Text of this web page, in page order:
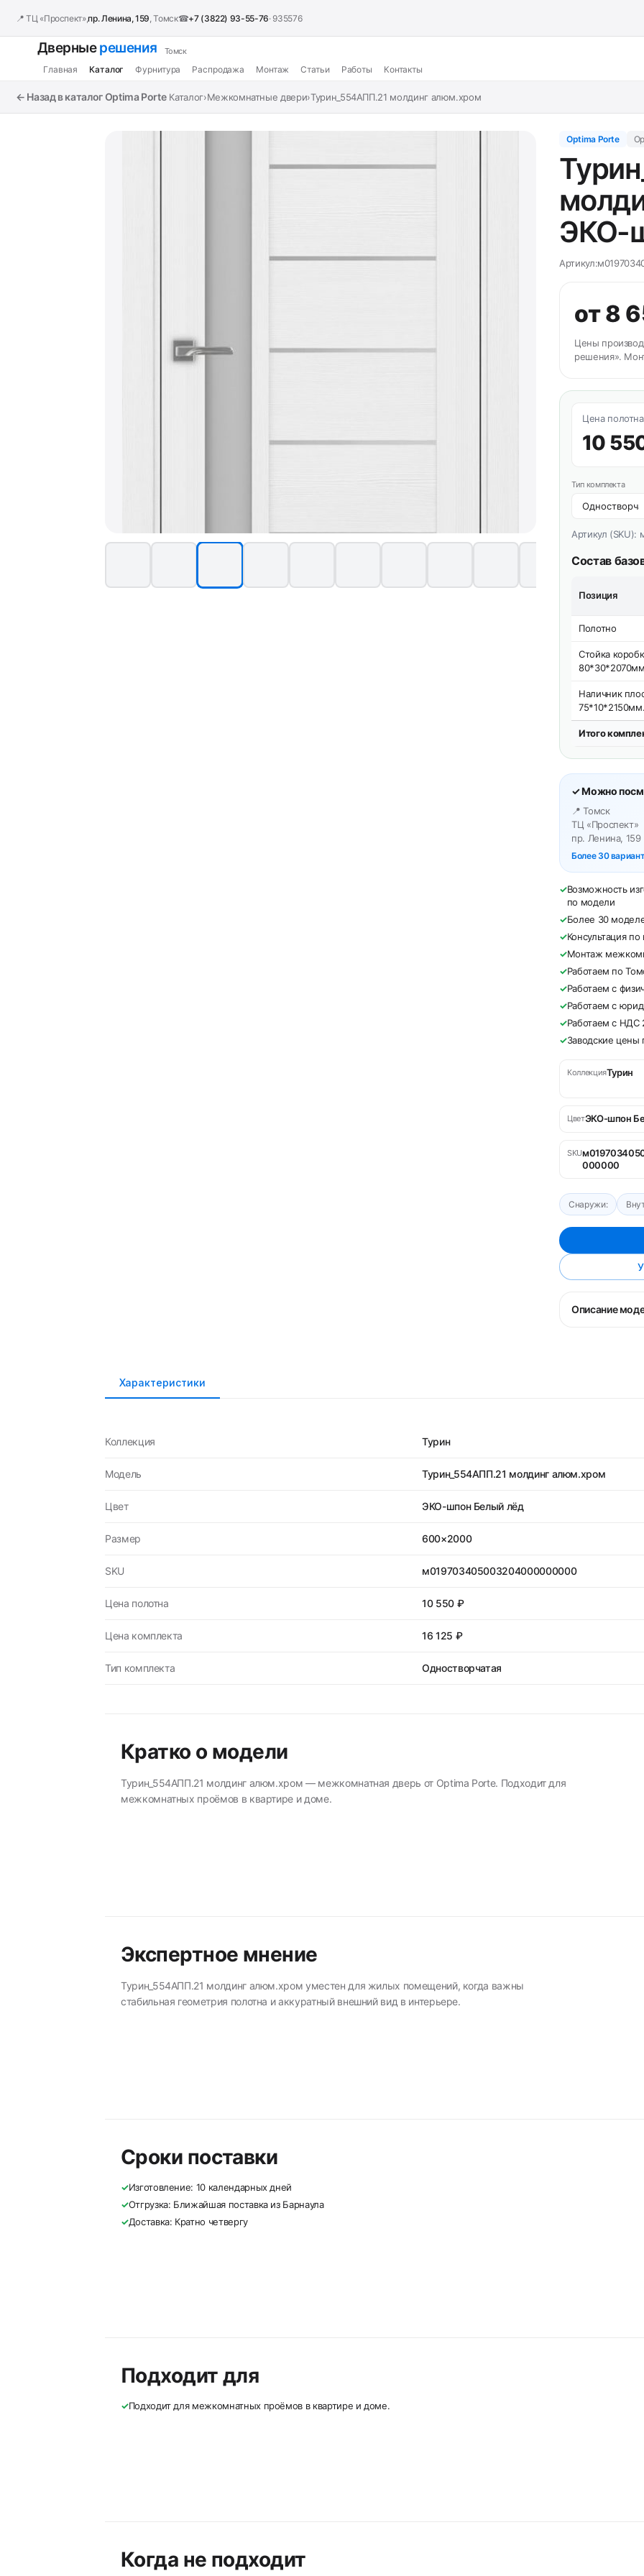
📍 ТЦ «Проспект»,пр. Ленина, 159 , Томск☎+7 (3822) 93-55-76· 935576
Дверныерешения Томск
Главная Каталог Фурнитура Распродажа Монтаж Статьи Работы Контакты
← Назад в каталог Optima Porte Каталог›Межкомнатные двери›Турин_554АПП.21 молдинг алюм.хром
Optima Porte
ЭКО-
Артикул:
от 8
Цены
решения».
Цена полотна
10
Тип комплекта
Артикул (SKU):
Состав
Позиция
Полотно
Стойка
Наличник
Итого
✓ Можно
📍 Томск
ТЦ «Проспект»
пр. Ленина, 159
Более 30
✓Возможность
по модели
✓Более 30
✓Консультация
✓Монтаж
✓Работаем по
✓Работаем с
✓Работаем с
✓Работаем с НДС
✓Заводские цены
КоллекцияТурин
ЦветЭКО-шпон
SKU
000000
Снаружи:
Описание
Характеристики
Коллекция Турин
Модель Турин_554АПП.21 молдинг алюм.хром
Цвет ЭКО-шпон Белый лёд
Размер 600×2000
SKU м019703405003204000000000
Цена полотна 10 550 ₽
Цена комплекта 16 125 ₽
Тип комплекта Одностворчатая
Кратко о модели
Турин_554АПП.21 молдинг алюм.хром — межкомнатная дверь от Optima Porte. Подходит для
межкомнатных проёмов в квартире и доме.
Экспертное мнение
Турин_554АПП.21 молдинг алюм.хром уместен для жилых помещений, когда важны
стабильная геометрия полотна и аккуратный внешний вид в интерьере.
Сроки поставки
✓Изготовление: 10 календарных дней
✓Отгрузка: Ближайшая поставка из Барнаула
✓Доставка: Кратно четвергу
Подходит для
✓Подходит для межкомнатных проёмов в квартире и доме.
Когда не подходит